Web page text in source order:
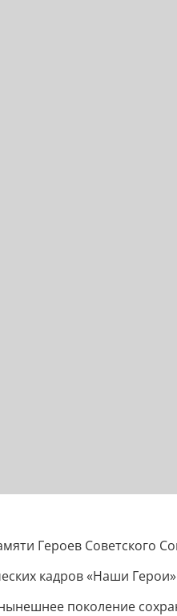
Героев Советского
кадров «Наши
поколение